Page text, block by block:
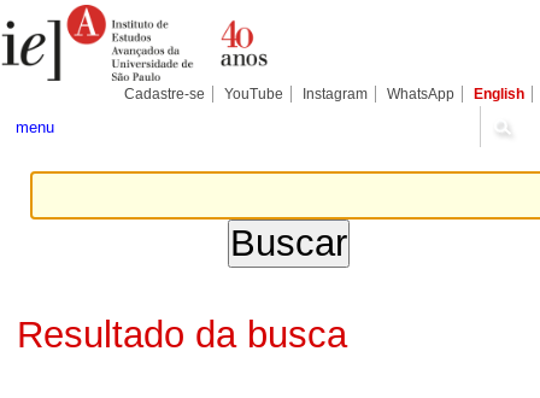
para
conteúdo.
Pessoais
Cadastre-se YouTube Instagram WhatsApp English
menu
Resultado da busca